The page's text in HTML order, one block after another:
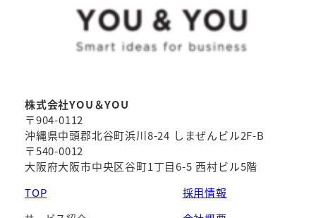
株式会社YOU＆YOU
〒904-0112
沖縄県中頭郡北谷町浜川8-24 しまぜんビル2F-B
〒540-0012
大阪府大阪市中央区谷町1丁目6-5 西村ビル5階
TOP
採用情報